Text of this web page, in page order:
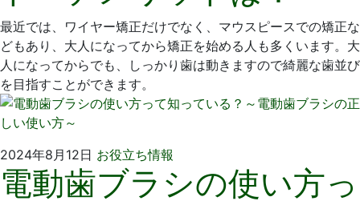
日
院
最近では、ワイヤー矯正だけでなく、マウスピースでの矯正な
どもあり、大人になってから矯正を始める人も多くいます。大
人になってからでも、しっかり歯は動きますので綺麗な歯並び
を目指すことができます。
2024年8月12日 お役立ち情報
年
7
そ
歯
電動歯ブラシの使い方っ